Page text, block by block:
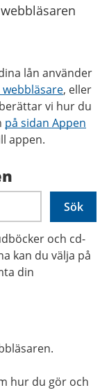
lån använder
, eller
vi hur du
på sidan Appen
appen.
och cd-
kan du välja på
din
hur du gör och